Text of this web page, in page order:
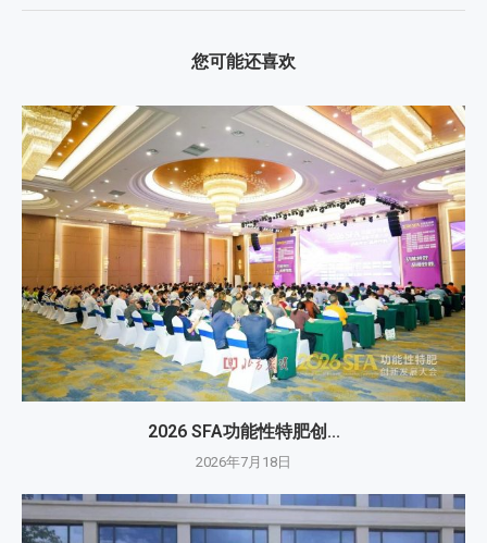
您可能还喜欢
2026 SFA功能性特肥创...
2026年7月18日